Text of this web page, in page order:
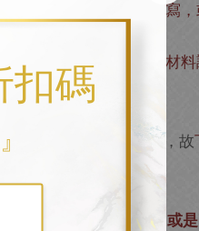
扣碼
，請於下單時進行填寫，
( 各農家協調製作、禮物材
少數量。
禮物 等等贈品或活動，故
的 份以下 或是